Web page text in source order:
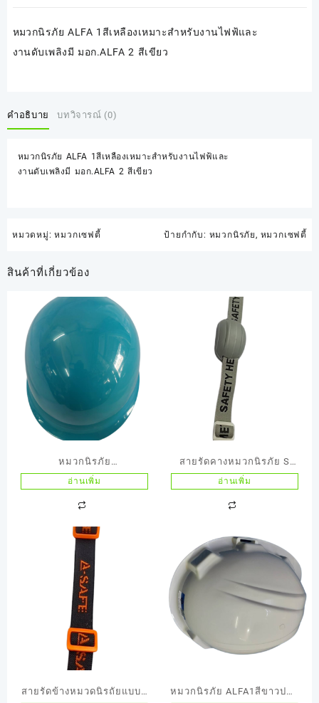
หมวกนิรภัย ALFA 1สีเหลืองเหมาะสำหรับงานไฟฟ้และ
งานดับเพลิงมี มอก.ALFA 2 สีเขียว
คำอธิบาย บทวิจารณ์ (0)
หมวกนิรภัย ALFA 1สีเหลืองเหมาะสำหรับงานไฟฟ้และ
งานดับเพลิงมี มอก.ALFA 2 สีเขียว
หมวดหมู่:หมวกเซฟตี้ ป้ายกำกับ: หมวกนิรภัย, หมวกเซฟตี้
สินค้าที่เกี่ยวข้อง
หมวกนิรภัย
TANIZAWA(ญี่ปุ่น) รุ่น
อ่านเพิ่ม
สายรัดคางหมวกนิรภัย S
GUARD
อ่านเพิ่ม
สายรัดข้างหมวดนิรถัยแบบด
หมวกนิรภัย ALFA1สีขาวปรับ